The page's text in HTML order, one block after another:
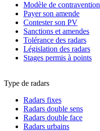
Modèle de contravention
Payer son amende
Contester son PV
Sanctions et amendes
Tolérance des radars
Législation des radars
Stages permis à points
Type de radars
Radars fixes
Radars double sens
Radars double face
Radars urbains